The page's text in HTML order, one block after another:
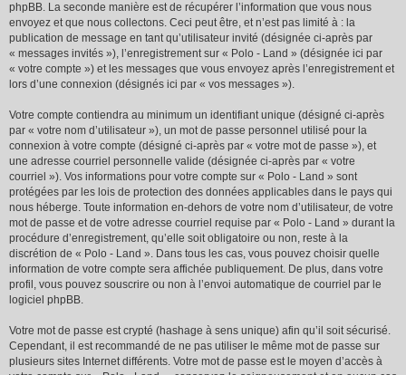
phpBB. La seconde manière est de récupérer l’information que vous nous
envoyez et que nous collectons. Ceci peut être, et n’est pas limité à : la
publication de message en tant qu’utilisateur invité (désignée ci-après par
« messages invités »), l’enregistrement sur « Polo - Land » (désignée ici par
« votre compte ») et les messages que vous envoyez après l’enregistrement et
lors d’une connexion (désignés ici par « vos messages »).
Votre compte contiendra au minimum un identifiant unique (désigné ci-après
par « votre nom d’utilisateur »), un mot de passe personnel utilisé pour la
connexion à votre compte (désigné ci-après par « votre mot de passe »), et
une adresse courriel personnelle valide (désignée ci-après par « votre
courriel »). Vos informations pour votre compte sur « Polo - Land » sont
protégées par les lois de protection des données applicables dans le pays qui
nous héberge. Toute information en-dehors de votre nom d’utilisateur, de votre
mot de passe et de votre adresse courriel requise par « Polo - Land » durant la
procédure d’enregistrement, qu’elle soit obligatoire ou non, reste à la
discrétion de « Polo - Land ». Dans tous les cas, vous pouvez choisir quelle
information de votre compte sera affichée publiquement. De plus, dans votre
profil, vous pouvez souscrire ou non à l’envoi automatique de courriel par le
logiciel phpBB.
Votre mot de passe est crypté (hashage à sens unique) afin qu’il soit sécurisé.
Cependant, il est recommandé de ne pas utiliser le même mot de passe sur
plusieurs sites Internet différents. Votre mot de passe est le moyen d’accès à